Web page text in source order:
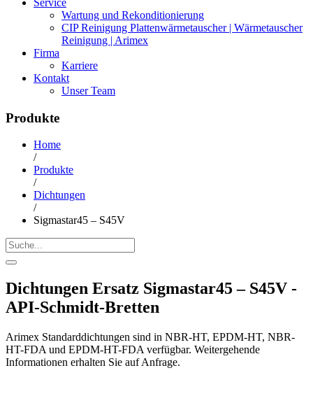
Service
Wartung und Rekonditionierung
CIP Reinigung Plattenwärmetauscher | Wärmetauscher
Reinigung | Arimex
Firma
Karriere
Kontakt
Unser Team
Produkte
Home
/
Produkte
/
Dichtungen
/
Sigmastar45 – S45V
Dichtungen Ersatz Sigmastar45 – S45V -
API-Schmidt-Bretten
Arimex Standarddichtungen sind in NBR-HT, EPDM-HT, NBR-
HT-FDA und EPDM-HT-FDA verfügbar. Weitergehende
Informationen erhalten Sie auf Anfrage.